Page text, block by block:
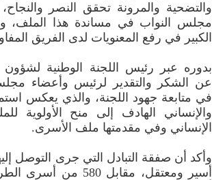
والتضحية والمرونة تحقق النصر
مجلس النواب في مساندة هذا الملف،
الكبير في رفع المعنويات لدى الفريق
بدوره عبر رئيس اللجنة الوطنية
عن الشكر والتقدير لرئيس وأعضاء
في متابعة جهود اللجنة، والذي يعكس
والإنساني الهادف إلى منح الأولوية
الإنساني وفي مقدمتها ملف الأسرى.
أسير ومعتقل، مقابل